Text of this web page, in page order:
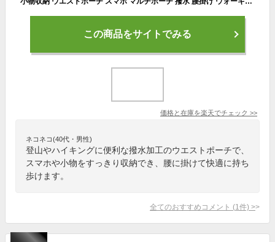
この商品をサイトでみる
価格と在庫を楽天でチェック >>
ネコネコ(40代・男性)
登山やハイキングに便利な撥水加工のウエストポーチで、
スマホや小物をすっきり収納でき、腰に掛けて快適に持ち
歩けます。
全てのおすすめコメント (1 件) >